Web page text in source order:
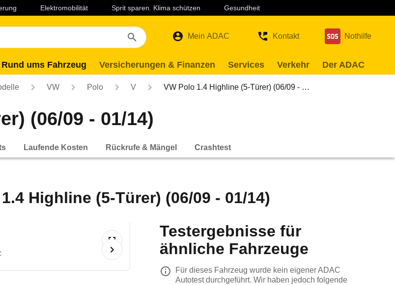
Elektromobilität Sprit sparen. Klima schützen Gesundheit
Mein ADAC Kontakt Nothilfe
Rund ums Fahrzeug Versicherungen & Finanzen Services Verkehr Der ADAC
VW Polo V VW Polo 1.4 Highline (5-Türer) (06/09 - …
(06/09 - 01/14)
Laufende Kosten Rückrufe & Mängel Crashtest
Highline (5-Türer) (06/09 - 01/14)
Testergebnisse für
ähnliche Fahrzeuge
Für dieses Fahrzeug wurde kein eigener ADAC
Autotest durchgeführt. Wir haben jedoch folgende